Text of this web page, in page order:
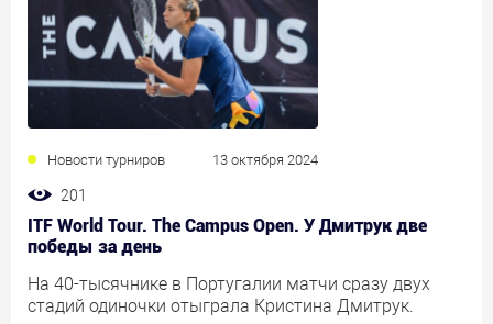
Новости турниров 13 октября 2024
201
ITF World Tour. The Campus Open. У Дмитрук две
победы за день
На 40-тысячнике в Португалии матчи сразу двух
стадий одиночки отыграла Кристина Дмитрук.